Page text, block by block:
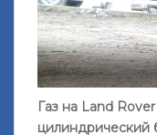
Газ на Land
цилиндрический